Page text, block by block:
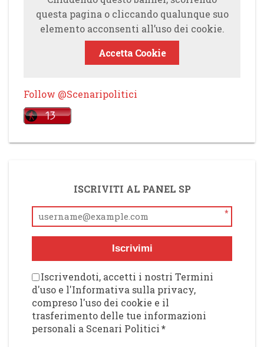
questa pagina o cliccando qualunque suo
elemento acconsenti all’uso dei cookie.
Accetta Cookie
Follow @Scenaripolitici
ISCRIVITI AL PANEL SP
*
Iscrivimi
Iscrivendoti, accetti i nostri Termini
d'uso e l'Informativa sulla privacy,
compreso l'uso dei cookie e il
trasferimento delle tue informazioni
personali a Scenari Politici*